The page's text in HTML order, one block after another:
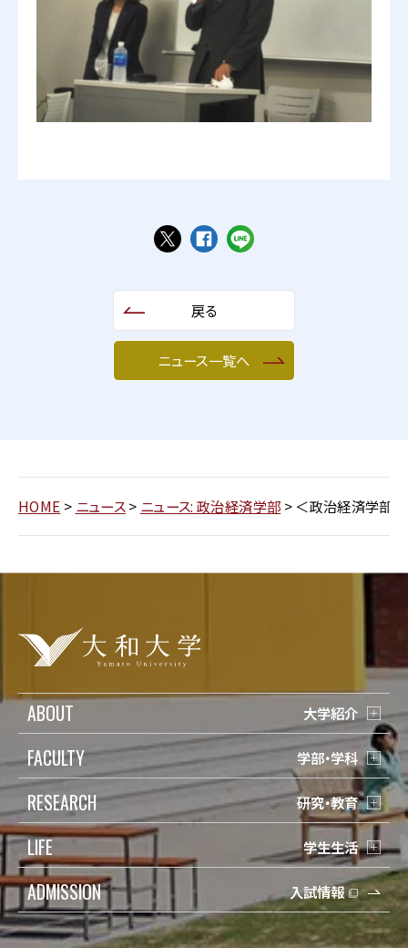
戻る
ニュース一覧へ
HOME > ニュース> ニュース: 政治経済学部 >＜政治経済学部
ABOUT 大学紹介
FACULTY 学部・学科
RESEARCH 研究・教育
LIFE 学生生活
ADMISSION 入試情報